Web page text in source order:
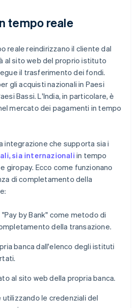
tempo reale
reale reindirizzano il cliente dal
al sito web del proprio istituto
il trasferimento dei fondi.
gli acquisti nazionali in Paesi
Bassi. L'India, in particolare, è
mercato dei pagamenti in tempo
integrazione che supporta sia i
sia internazionali in tempo
giropay. Ecco come funzionano
di completamento della
by Bank" come metodo di
della transazione.
banca dall'elenco degli istituti
al sito web della propria banca.
le credenziali del